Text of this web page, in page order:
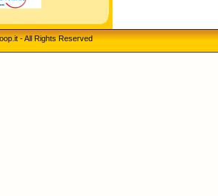
- All Rights Reserved